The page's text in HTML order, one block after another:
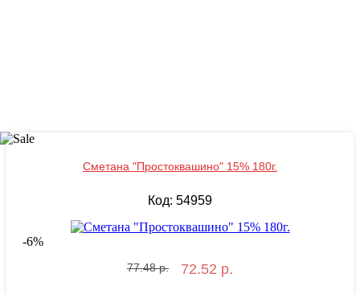
Сметана "Простоквашино" 15% 180г.
Код: 54959
-6%
77.48 р. 72.52 р.